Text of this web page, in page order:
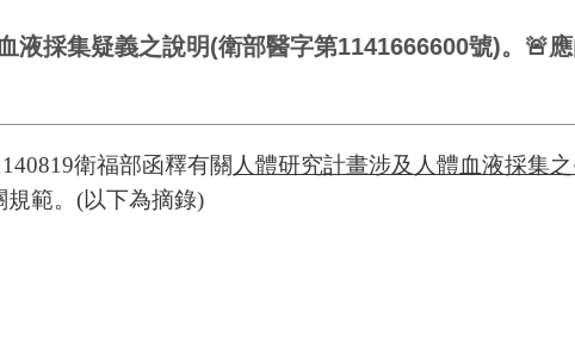
液採集疑義之說明(衛部醫字第1141666600號)。🚨
衛福部函釋有關 人體研究計畫涉及人體血液採集
範。 (以下為摘錄)